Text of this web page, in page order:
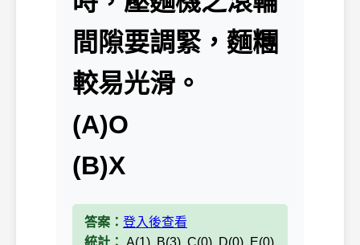
間隙要調緊，麵糰
較易光滑。
(A)O
(B)X
答案： 登入後查看
統計： A(1), B(3), C(0), D(0), E(0)